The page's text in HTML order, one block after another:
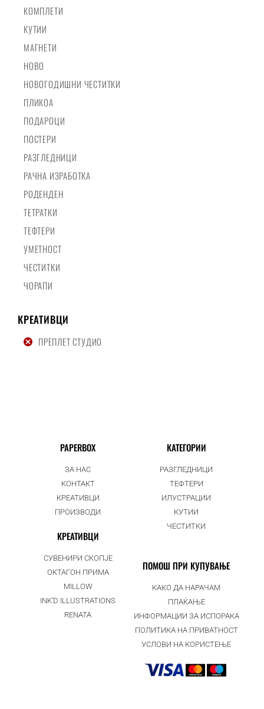
КОМПЛЕТИ
КУТИИ
МАГНЕТИ
НОВО
НОВОГОДИШНИ ЧЕСТИТКИ
ПЛИКОА
ПОДАРОЦИ
ПОСТЕРИ
РАЗГЛЕДНИЦИ
РАЧНА ИЗРАБОТКА
РОДЕНДЕН
ТЕТРАТКИ
ТЕФТЕРИ
УМЕТНОСТ
ЧЕСТИТКИ
ЧОРАПИ
КРЕАТИВЦИ
ПРЕПЛЕТ СТУДИО
PAPERBOX
ЗА НАС
КОНТАКТ
КРЕАТИВЦИ
ПРОИЗВОДИ
КАТЕГОРИИ
РАЗГЛЕДНИЦИ
ТЕФТЕРИ
ИЛУСТРАЦИИ
КУТИИ
ЧЕСТИТКИ
КРЕАТИВЦИ
СУВЕНИРИ СКОПЈЕ
ОКТАГОН ПРИМА
MILLOW
INK’D ILLUSTRATIONS
RENATA
ПОМОШ ПРИ КУПУВАЊЕ
КАКО ДА НАРАЧАМ
ПЛАЌАЊЕ
ИНФОРМАЦИИ ЗА ИСПОРАКА
ПОЛИТИКА НА ПРИВАТНОСТ
УСЛОВИ НА КОРИСТЕЊЕ